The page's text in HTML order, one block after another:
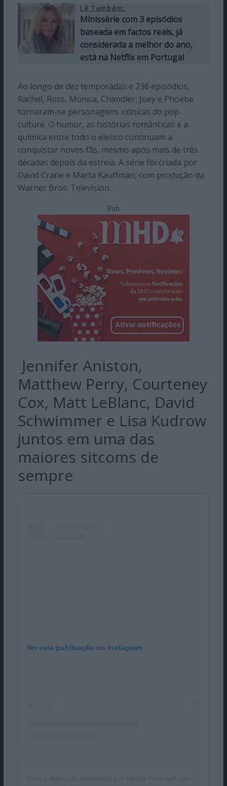
Lê Também:
Minissérie com 3 episódios
baseada em factos reais, já
considerada a melhor do ano,
está na Netflix em Portugal
Ao longo de dez temporadas e 236 episódios,
Rachel, Ross, Monica, Chandler, Joey e Phoebe
tornaram-se personagens icónicas do pop
culture. O humor, as histórias românticas e a
química entre todo o elenco continuam a
conquistar novos fãs, mesmo após mais de três
décadas depois da estreia. A série foi criada por
David Crane e Marta Kauffman, com produção da
Warner Bros. Television.
Pub
Jennifer Aniston,
Matthew Perry, Courteney
Cox, Matt LeBlanc, David
Schwimmer e Lisa Kudrow
juntos em uma das
maiores sitcoms de
sempre
Ver esta publicação no Instagram